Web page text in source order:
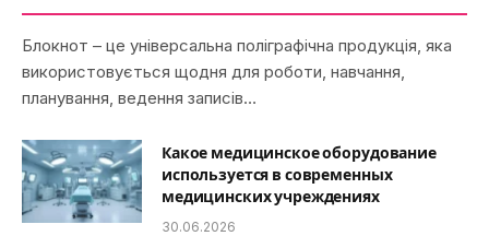
Блокнот – це універсальна поліграфічна продукція, яка
використовується щодня для роботи, навчання,
планування, ведення записів…
Какое медицинское оборудование
используется в современных
медицинских учреждениях
30.06.2026